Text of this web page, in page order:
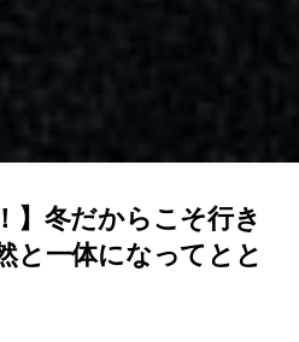
】冬だからこそ行き
と一体になってとと